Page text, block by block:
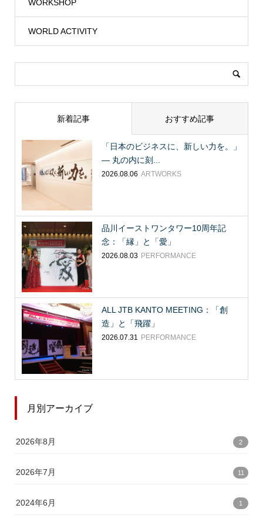
WORKSHOP
WORLD ACTIVITY
新着記事 おすすめ記事
「日本のビジネスに、新しい力を。」
― 丸の内に刻...
2026.08.06 ARTWORKS
品川イーストワンタワー10周年記
念：「縁」と「愛」
2026.08.03 PERFORMANCE
ALL JTB KANTO MEETING：「創
造」と「飛躍」
2026.07.31 PERFORMANCE
月別アーカイブ
2026年8月 2
2026年7月 11
2024年6月 1